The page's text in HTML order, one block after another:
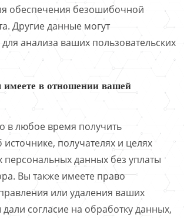
обеспечения безошибочной
Другие данные могут
анализа ваших пользовательских
в отношении вашей
в любое время получить
получателях и целях
данных без уплаты
Вы также имеете право
или удаления ваших
согласие на обработку данных,